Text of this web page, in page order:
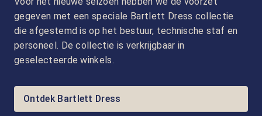
gegeven met een speciale Bartlett Dress collectie
die afgestemd is op het bestuur, technische staf en
personeel. De collectie is verkrijgbaar in
geselecteerde winkels.
Ontdek Bartlett Dress